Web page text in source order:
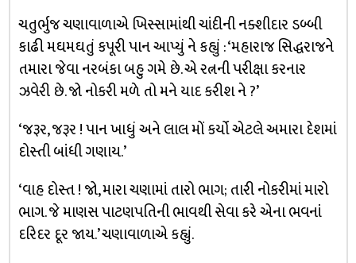
ચતુર્ભુજ ચણાવાળાએ ખિસ્સામાંથી ચાંદીની નક્શીદાર ડબ્બી
કાઢી મઘમઘતું કપૂરી પાન આપ્યું ને કહ્યું : ‘મહારાજ સિદ્ધરાજને
તમારા જેવા નરબંકા બહુ ગમે છે. એ રત્નની પરીક્ષા કરનાર
ઝવેરી છે. જો નોકરી મળે તો મને યાદ કરીશ ને ?’
‘જરૂર, જરૂર ! પાન ખાધું અને લાલ મોં કર્યો એટલે અમારા દેશમાં
દોસ્તી બાંધી ગણાય.’
‘વાહ દોસ્ત ! જો, મારા ચણામાં તારો ભાગ; તારી નોકરીમાં મારો
ભાગ. જે માણસ પાટણપતિની ભાવથી સેવા કરે એના ભવનાં
દરિદર દૂર જાય.’ ચણાવાળાએ કહ્યું.